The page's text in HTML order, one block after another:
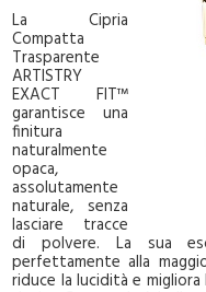
La Cipria
Compatta
Trasparente
ARTISTRY
EXACT FIT™
garantisce una
finitura
naturalmente
opaca,
assolutamente
naturale, senza
lasciare tracce
di polvere. La sua
perfettamente alla
riduce la lucidità e